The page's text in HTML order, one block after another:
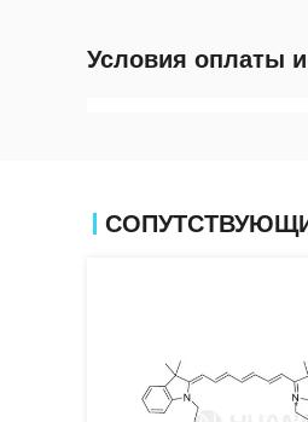
Условия оплаты